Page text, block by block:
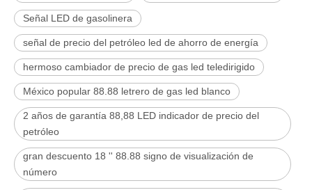
Señal LED de gasolinera
señal de precio del petróleo led de ahorro de energía
hermoso cambiador de precio de gas led teledirigido
México popular 88.88 letrero de gas led blanco
2 años de garantía 88,88 LED indicador de precio del
petróleo
gran descuento 18 '' 88.88 signo de visualización de
número